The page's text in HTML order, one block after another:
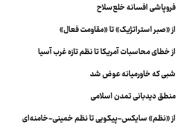
فروپاشی افسانه خلع‌سلاح
از «صبر استراتژیک» تا «مقاومت فعال»
از خطای محاسبات آمریکا تا نظم تازه غرب آسیا
شبی که خاورمیانه عوض شد
منطق دیدبانی تمدن اسلامی
از «نظم» سایکس-پیکویی تا نظم خمینی-خامنه‌ای